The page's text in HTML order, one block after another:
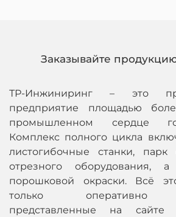
Заказывайте
ТР-Инжиниринг – это
предприятие площадью
промышленном сердце
Комплекс полного цикла
листогибочные станки, парк
отрезного оборудования,
порошковой окраски. Всё
только оперативно
представленные на